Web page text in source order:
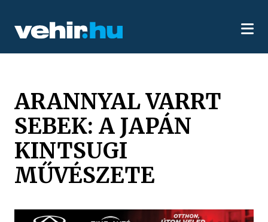
ARANNYAL VARRT
SEBEK: A JAPÁN
KINTSUGI
MŰVÉSZETE